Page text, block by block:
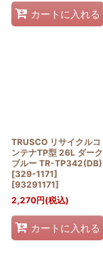
カートに入れる
TRUSCO リサイクルコ
ンテナTP型 26L ダーク
ブルー TR-TP342(DB)
[329-1171]
[93291171]
2,270円(税込)
カートに入れる